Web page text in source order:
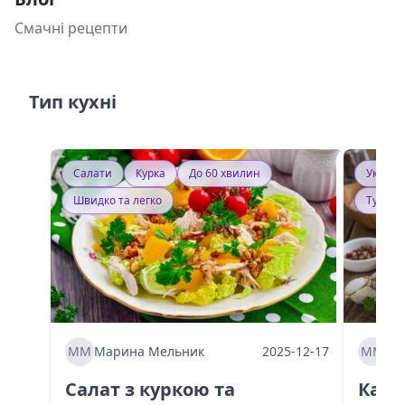
Смачні рецепти
Тип кухні
Салати Курка
До 60 хвилин
Швидко та легко
ММ Марина Мельник 2025-12-17
Салат з куркою та
ММ